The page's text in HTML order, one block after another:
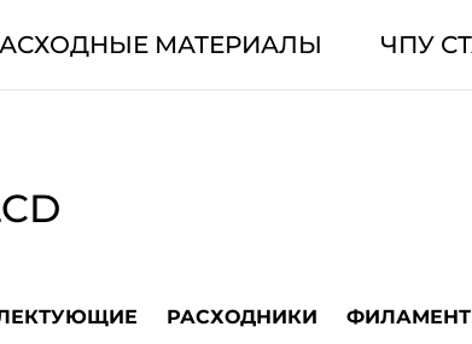
МАТЕРИАЛЫ ЧПУ
РАСХОДНИКИ